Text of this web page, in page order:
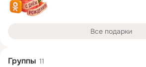
Все подарки
Группы 11